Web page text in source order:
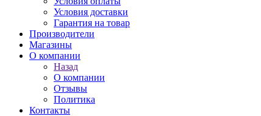
Условия доставки
Гарантия на товар
Производители
Магазины
О компании
Назад
О компании
Отзывы
Политика
Контакты